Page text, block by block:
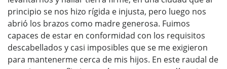
principio se nos hizo rígida e injusta, pero luego nos
abrió los brazos como madre generosa. Fuimos
capaces de estar en conformidad con los requisitos
descabellados y casi imposibles que se me exigieron
para mantenerme cerca de mis hijos. En este raudal de